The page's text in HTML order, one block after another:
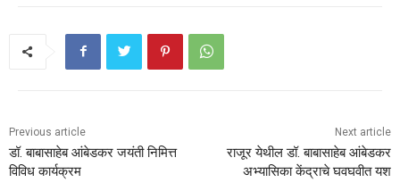
Previous article
डॉ. बाबासाहेब आंबेडकर जयंती निमित्त
विविध कार्यक्रम
Next article
राजूर येथील डॉ. बाबासाहेब आंबेडकर
अभ्यासिका केंद्राचे घवघवीत यश